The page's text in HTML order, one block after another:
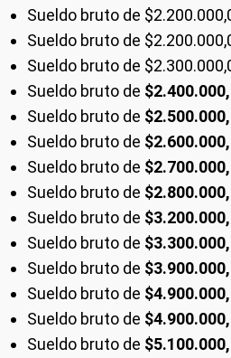
Sueldo bruto de
Sueldo bruto de
Sueldo bruto de
Sueldo bruto de
Sueldo bruto de
Sueldo bruto de
Sueldo bruto de
Sueldo bruto de
Sueldo bruto de
Sueldo bruto de
Sueldo bruto de
Sueldo bruto de
Sueldo bruto de
Sueldo bruto de